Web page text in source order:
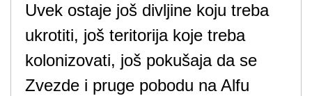
Uvek ostaje još divljine koju treba
ukrotiti, još teritorija koje treba
kolonizovati, još pokušaja da se
Zvezde i pruge pobodu na Alfu